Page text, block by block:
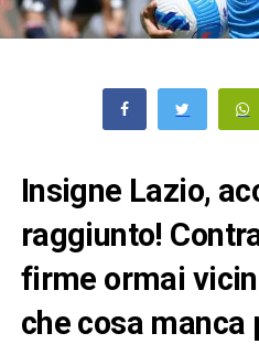
Insigne Lazio,
raggiunto!
firme ormai
che cosa manca